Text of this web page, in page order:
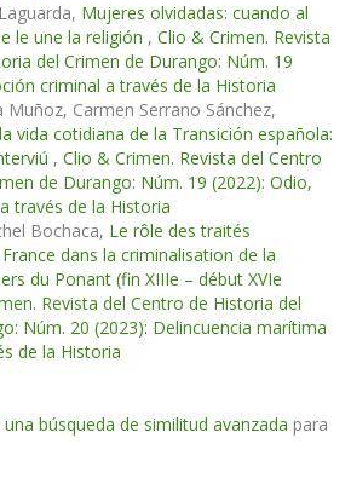
Mujeres olvidadas: cuando al
le une la religión , Clio & Crimen. Revista
del Crimen de Durango: Núm. 19
criminal a través de la Historia
Muñoz, Carmen Serrano Sánchez,
vida cotidiana de la Transición española:
, Clio & Crimen. Revista del Centro
de Durango: Núm. 19 (2022): Odio,
través de la Historia
Bochaca, Le rôle des traités
dans la criminalisation de la
du Ponant (fin XIIIe – début XVIe
Revista del Centro de Historia del
Núm. 20 (2023): Delincuencia marítima
de la Historia
una búsqueda de similitud avanzada para